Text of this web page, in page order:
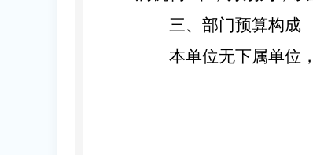
三、 部门预算构成
本单位无下属单位 ，